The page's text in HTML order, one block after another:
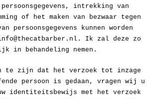
intrekking van
of het maken van bezwaar tegen
persoonsgegevens kunnen worden
Ik zal deze zo
in behandeling nemen.
te zijn dat het verzoek tot inzage
persoon is gedaan, vragen wij u
identiteitsbewijs met het verzoek